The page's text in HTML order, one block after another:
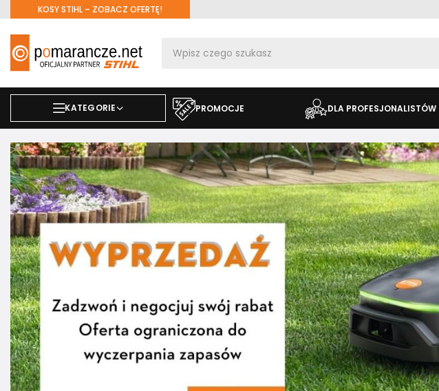
KOSY STIHL – ZOBACZ OFERTĘ!
KATEGORIE PROMOCJE DLA PROFESJONALISTÓW